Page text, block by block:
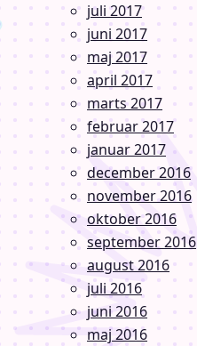
juli 2017
juni 2017
maj 2017
april 2017
marts 2017
februar 2017
januar 2017
december 2016
november 2016
oktober 2016
september 2016
august 2016
juli 2016
juni 2016
maj 2016